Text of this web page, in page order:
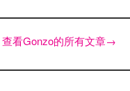
查看Gonzo的所有文章→